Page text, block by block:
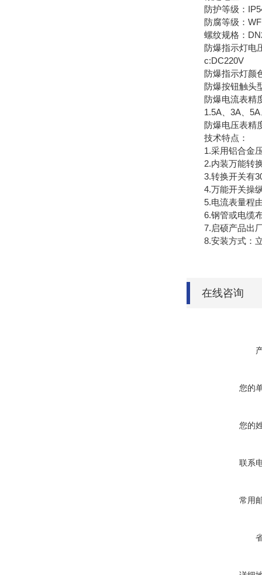
防护等级：
防腐等级：
螺纹规格：
防爆指示灯电
c:DC220V
防爆指示灯颜
防爆按钮触头型
防爆电流表精度
1.5A、3A、5A
防爆电压表精度
技术特点：
1.采用铝合金压
2.内装万能转换
3.转换开关有30
4.万能开关操纵
5.电流表量程
6.钢管或电缆
7.启硕产品出厂
8.安装方式：立
在线咨询
您的
您的
联系
常用